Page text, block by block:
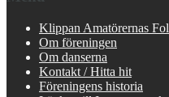
Klippan Amatörernas
Om föreningen
Om danserna
Kontakt / Hitta hit
Föreningens historia